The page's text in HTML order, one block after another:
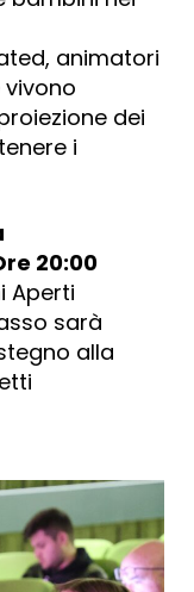
animatori
dei
i
20:00
Aperti
sarà
alla